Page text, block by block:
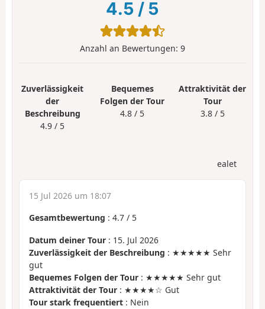
4.5 / 5
Anzahl an Bewertungen: 9
Zuverlässigkeit
der
Beschreibung
4.9 / 5
Bequemes
Folgen der Tour
4.8 / 5
Attraktivität der
Tour
3.8 / 5
ealet
15 Jul 2026 um 18:07
Gesamtbewertung : 4.7 / 5
Datum deiner Tour : 15. Jul 2026
Zuverlässigkeit der Beschreibung : ★★★★★ Sehr
gut
Bequemes Folgen der Tour : ★★★★★ Sehr gut
Attraktivität der Tour : ★★★★☆ Gut
Tour stark frequentiert : Nein